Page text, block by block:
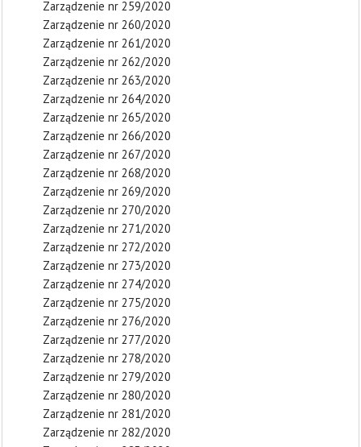
Zarządzenie nr 259/2020
Zarządzenie nr 260/2020
Zarządzenie nr 261/2020
Zarządzenie nr 262/2020
Zarządzenie nr 263/2020
Zarządzenie nr 264/2020
Zarządzenie nr 265/2020
Zarządzenie nr 266/2020
Zarządzenie nr 267/2020
Zarządzenie nr 268/2020
Zarządzenie nr 269/2020
Zarządzenie nr 270/2020
Zarządzenie nr 271/2020
Zarządzenie nr 272/2020
Zarządzenie nr 273/2020
Zarządzenie nr 274/2020
Zarządzenie nr 275/2020
Zarządzenie nr 276/2020
Zarządzenie nr 277/2020
Zarządzenie nr 278/2020
Zarządzenie nr 279/2020
Zarządzenie nr 280/2020
Zarządzenie nr 281/2020
Zarządzenie nr 282/2020